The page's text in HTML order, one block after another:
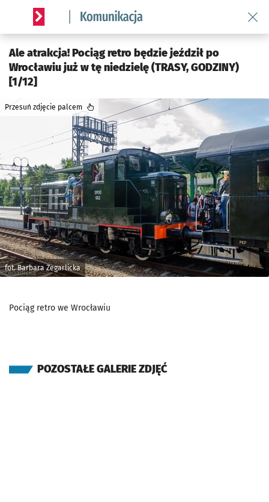
Serwis informacyjny wroclaw.pl podserwis: Komunikacja
Ale atrakcja! Pociąg retro będzie jeździł po
Wrocławiu już w tę niedzielę (TRASY, GODZINY)
[1/12]
fot. Barbara Zegarlicka
Przesuń zdjęcie palcem
Pociąg retro we Wrocławiu
POZOSTAŁE GALERIE ZDJĘĆ